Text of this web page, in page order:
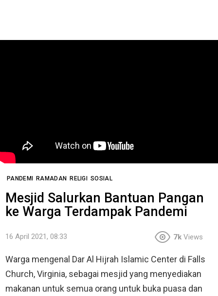
PANDEMI RAMADAN RELIGI SOSIAL
Mesjid Salurkan Bantuan Pangan
ke Warga Terdampak Pandemi
16 April 2021, 08:33 7k Views
Warga mengenal Dar Al Hijrah Islamic Center di Falls
Church, Virginia, sebagai mesjid yang menyediakan
makanan untuk semua orang untuk buka puasa dan